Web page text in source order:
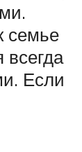
семье
всегда
Если